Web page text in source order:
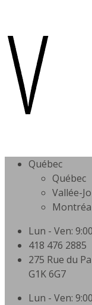
Québec
Québec
Vallée-
Lun - Ven:
418 476 2885
275 Rue du
G1K 6G7
Lun - Ven: